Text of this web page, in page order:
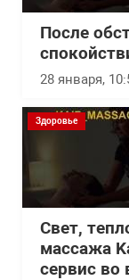
После
28 января,
Здоровье
Свет,
массажа
сервис во